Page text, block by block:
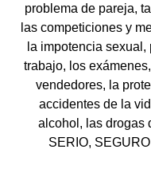
problema de pareja,
las competiciones y
la impotencia
trabajo, los
vendedores, la
accidentes de la
alcohol, las drogas
SERIO,